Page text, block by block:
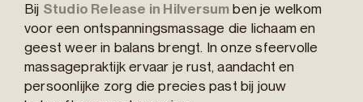
Bij Studio Release in Hilversum ben je welkom
voor een ontspanningsmassage die lichaam en
geest weer in balans brengt. In onze sfeervolle
massagepraktijk ervaar je rust, aandacht en
persoonlijke zorg die precies past bij jouw